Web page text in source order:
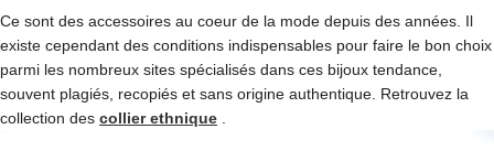
Ce sont des accessoires au coeur de la mode depuis des années. Il
existe cependant des conditions indispensables pour faire le bon choix
parmi les nombreux sites spécialisés dans ces bijoux tendance,
souvent plagiés, recopiés et sans origine authentique. Retrouvez la
collection des collier ethnique .